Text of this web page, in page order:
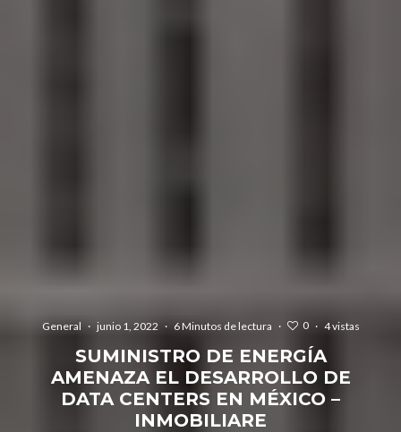
General · junio 1, 2022 · 6 Minutos de lectura · 0 · 4 vistas
SUMINISTRO DE ENERGÍA
AMENAZA EL DESARROLLO DE
DATA CENTERS EN MÉXICO –
INMOBILIARE